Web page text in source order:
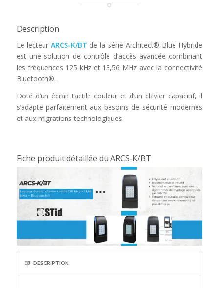
Description
Le lecteurARCS-K/BT de la série Architect® Blue Hybride
est une solution de contrôle d’accès avancée combinant
les fréquences 125 kHz et 13,56 MHz avec la connectivité
Bluetooth®.
Doté d’un écran tactile couleur et d’un clavier capacitif, il
s’adapte parfaitement aux besoins de sécurité modernes
et aux migrations technologiques.
Fiche produit détaillée du ARCS-K/BT
DESCRIPTION